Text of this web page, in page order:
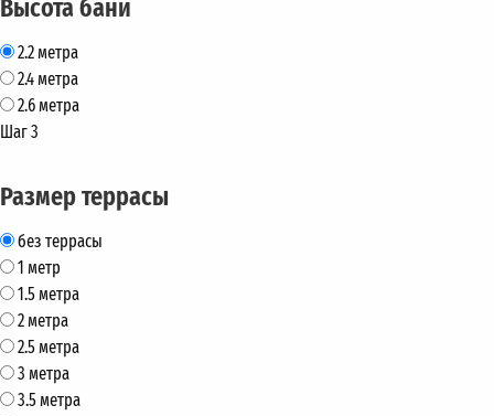
2.2 метра
2.4 метра
2.6 метра
Шаг 3
Размер террасы
без террасы
1 метр
1.5 метра
2 метра
2.5 метра
3 метра
3.5 метра